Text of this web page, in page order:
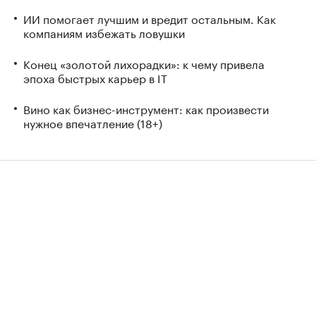
ИИ помогает лучшим и вредит остальным. Как
компаниям избежать ловушки
Конец «золотой лихорадки»: к чему привела
эпоха быстрых карьер в IT
Вино как бизнес-инструмент: как произвести
нужное впечатление (18+)